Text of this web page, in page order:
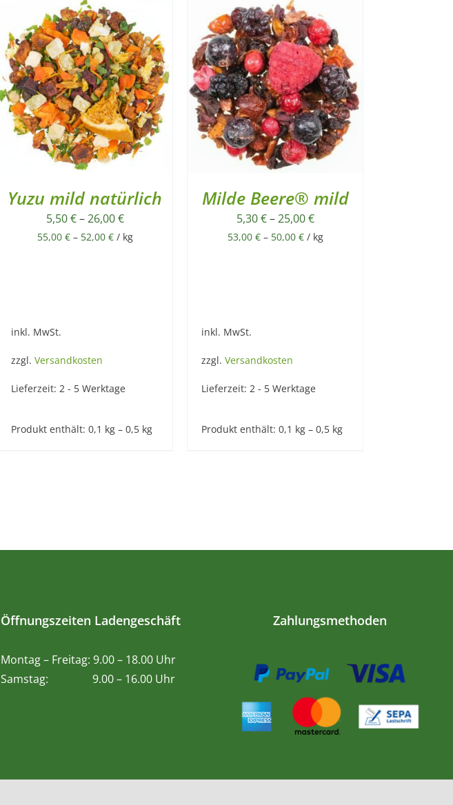
Yuzu mild natürlich
5,50€–26,00€
55,00 €– 52,00 €/ kg
inkl. MwSt.
zzgl. Versandkosten
Lieferzeit: 2 - 5 Werktage
Produkt enthält: 0,1 kg – 0,5 kg
Milde Beere® mild
5,30€–25,00€
53,00 €– 50,00 €/ kg
inkl. MwSt.
zzgl. Versandkosten
Lieferzeit: 2 - 5 Werktage
Produkt enthält: 0,1 kg – 0,5 kg
Öffnungszeiten Ladengeschäft
Montag – Freitag: 9.00 – 18.00 Uhr
Samstag: 9.00 – 16.00 Uhr
Zahlungsmethoden